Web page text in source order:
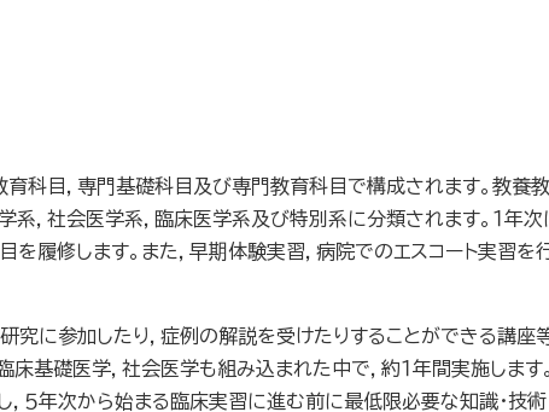
科目，専門基礎科目及び専門教育科目で構成されます。教養
系，社会医学系，臨床医学系及び特別系に分類されます。１
履修します。また，早期体験実習，病院でのエスコート実習
に参加したり，症例の解説を受けたりすることができる講座
基礎医学，社会医学も組み込まれた中で，約１年間実施しま
５年次から始まる臨床実習に進む前に最低限必要な知識・技術